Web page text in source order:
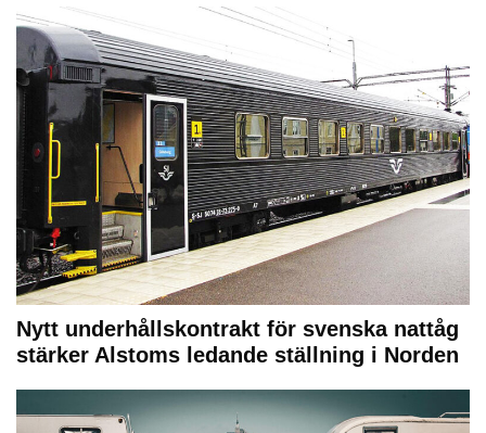
Nytt underhållskontrakt för svenska nattåg
stärker Alstoms ledande ställning i Norden